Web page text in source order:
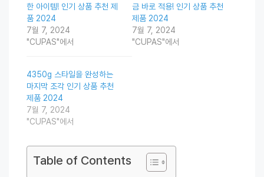
한 아이템! 인기 상품 추천 제
품 2024
7월 7, 2024
"CUPAS"에서
금 바로 적용! 인기 상품 추천
제품 2024
7월 7, 2024
"CUPAS"에서
4350g 스타일을 완성하는
마지막 조각 인기 상품 추천
제품 2024
7월 7, 2024
"CUPAS"에서
Table of Contents